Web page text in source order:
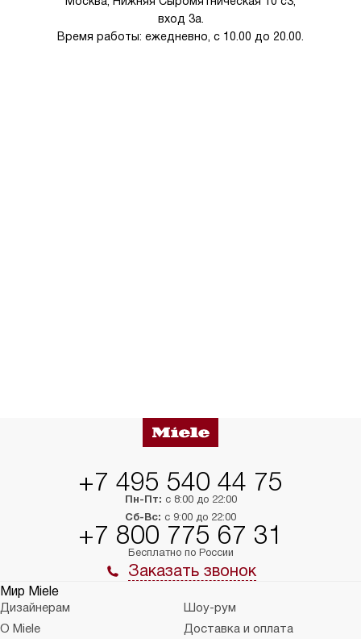
вход 3а.
Время работы: ежедневно, с 10.00 до 20.00.
+7 495 540 44 75
Пн-Пт: с 8:00 до 22:00
Сб-Вс: с 9:00 до 22:00
+7 800 775 67 31
Бесплатно по России
Заказать звонок
Мир Miele
Дизайнерам
Шоу-рум
О Miele
Доставка и оплата